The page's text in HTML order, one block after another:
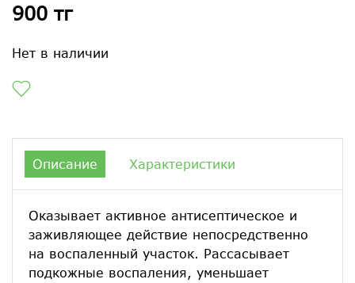
900 тг
Нет в наличии
Описание Характеристики
Оказывает активное антисептическое и
заживляющее действие непосредственно
на воспаленный участок. Рассасывает
подкожные воспаления, уменьшает